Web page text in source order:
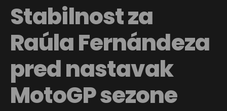
Stabilnost za
Raúla Fernándeza
pred nastavak
MotoGP sezone